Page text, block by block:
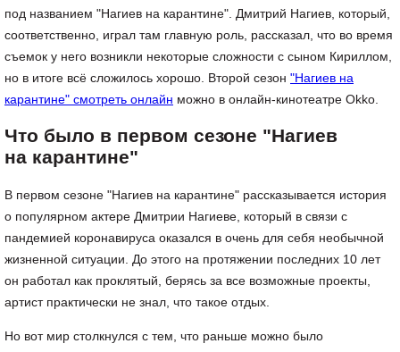
под названием "Нагиев на карантине". Дмитрий Нагиев, который,
соответственно, играл там главную роль, рассказал, что во время
съемок у него возникли некоторые сложности с сыном Кириллом,
но в итоге всё сложилось хорошо. Второй сезон "Нагиев на
карантине" смотреть онлайн можно в онлайн-кинотеатре Okko.
Что было в первом сезоне "Нагиев
на карантине"
В первом сезоне "Нагиев на карантине" рассказывается история
о популярном актере Дмитрии Нагиеве, который в связи с
пандемией коронавируса оказался в очень для себя необычной
жизненной ситуации. До этого на протяжении последних 10 лет
он работал как проклятый, берясь за все возможные проекты,
артист практически не знал, что такое отдых.
Но вот мир столкнулся с тем, что раньше можно было